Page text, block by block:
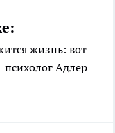
жизнь: вот
психолог Адлер